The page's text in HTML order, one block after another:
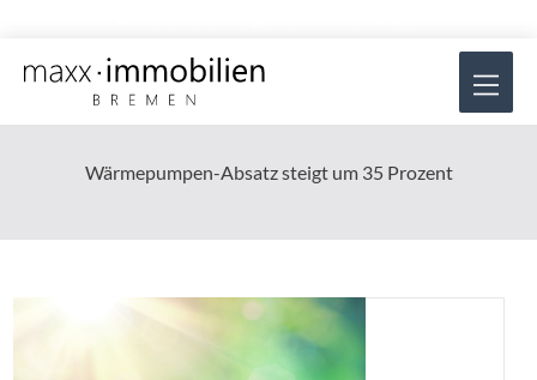
springen
Wärmepumpen-Absatz steigt um 35 Prozent